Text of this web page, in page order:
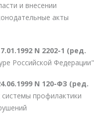
и внесении
акты
N 2202-1 (ред.
Российской Федерации"
N 120-ФЗ (ред.
профилактики